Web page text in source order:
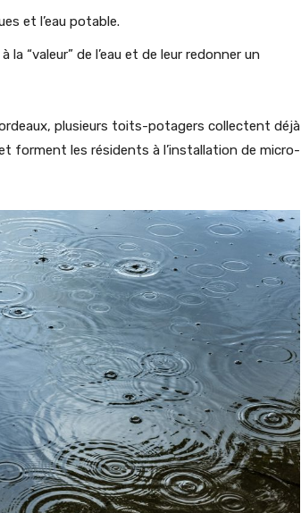
et l’eau potable.
“valeur” de l’eau et de leur redonner un
plusieurs toits-potagers collectent déjà
forment les résidents à l’installation de micro-